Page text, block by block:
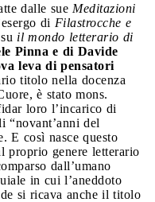
dalle sue Meditazioni
di Filastrocche e
il mondo letterario di
Pinna e di Davide
leva di pensatori
titolo nella docenza
è stato mons.
loro l’incarico di
“novant’anni del
E così nasce questo
proprio genere letterario
dall’umano
in cui l’aneddoto
si ricava anche il titolo